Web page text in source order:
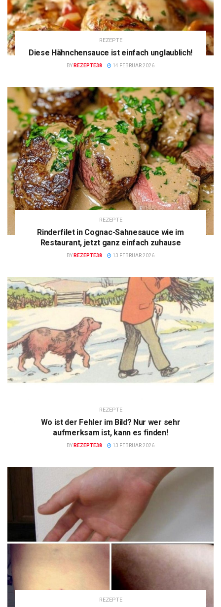
REZEPTE
Diese Hähnchensauce ist einfach unglaublich!
BY REZEPTE38 14 FEBRUAR 2026
REZEPTE
Rinderfilet in Cognac-Sahnesauce wie im
Restaurant, jetzt ganz einfach zuhause
BY REZEPTE38 13 FEBRUAR 2026
REZEPTE
Wo ist der Fehler im Bild? Nur wer sehr
aufmerksam ist, kann es finden!
BY REZEPTE38 13 FEBRUAR 2026
REZEPTE